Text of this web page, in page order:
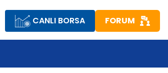
CANLI BORSA FORUM